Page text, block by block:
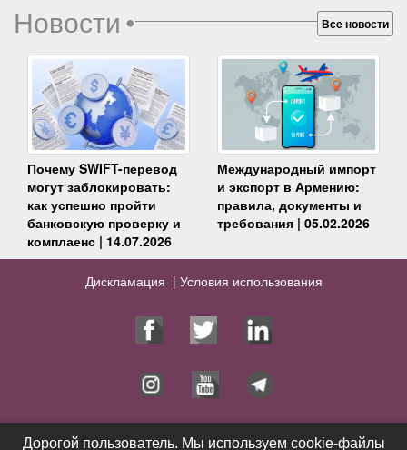
Новости• Все новости
Почему SWIFT-перевод
могут заблокировать:
как успешно пройти
банковскую проверку и
комплаенс | 14.07.2026
Международный импорт
и экспорт в Армению:
правила, документы и
требования | 05.02.2026
Дискламация | Условия использования
Юрист Услуги
Дорогой пользователь. Мы используем cookie-файлы
Дорогой пользователь. Мы используем cookie-файлы